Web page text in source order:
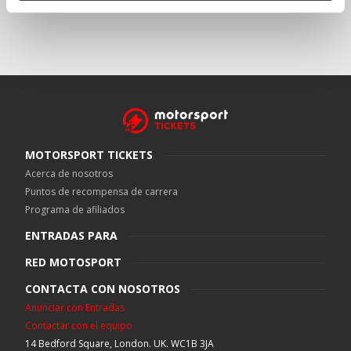
MOTORSPORT TICKETS
Acerca de nosotros
Puntos de recompensa de carrera
Programa de afiliados
ENTRADAS PARA
RED MOTOSPORT
CONTACTA CON NOSOTROS
Anunciar con Entradas
Contactar con el equipo
14 Bedford Square, London. UK. WC1B 3JA